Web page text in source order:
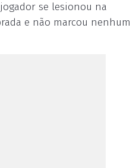
se lesionou na
e não marcou nenhum